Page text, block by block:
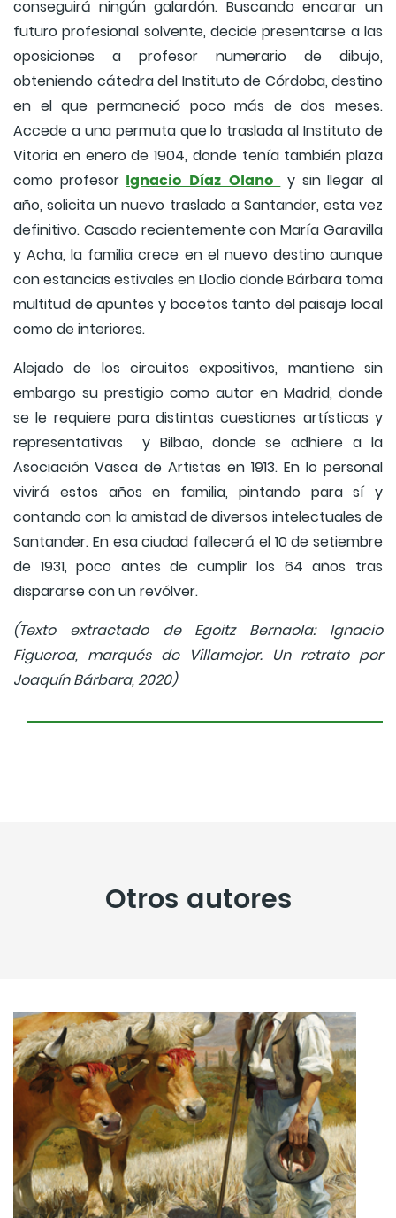
conseguirá ningún galardón. Buscando encarar un
futuro profesional solvente, decide presentarse a las
oposiciones a profesor numerario de dibujo,
obteniendo cátedra del Instituto de Córdoba, destino
en el que permaneció poco más de dos meses.
Accede a una permuta que lo traslada al Instituto de
Vitoria en enero de 1904, donde tenía también plaza
como profesor Ignacio Díaz Olano y sin llegar al
año, solicita un nuevo traslado a Santander, esta vez
definitivo. Casado recientemente con María Garavilla
y Acha, la familia crece en el nuevo destino aunque
con estancias estivales en Llodio donde Bárbara toma
multitud de apuntes y bocetos tanto del paisaje local
como de interiores.
Alejado de los circuitos expositivos, mantiene sin
embargo su prestigio como autor en Madrid, donde
se le requiere para distintas cuestiones artísticas y
representativas y Bilbao, donde se adhiere a la
Asociación Vasca de Artistas en 1913. En lo personal
vivirá estos años en familia, pintando para sí y
contando con la amistad de diversos intelectuales de
Santander. En esa ciudad fallecerá el 10 de setiembre
de 1931, poco antes de cumplir los 64 años tras
dispararse con un revólver.
(Texto extractado de Egoitz Bernaola: Ignacio
Figueroa, marqués de Villamejor. Un retrato por
Joaquín Bárbara, 2020)
Otros autores